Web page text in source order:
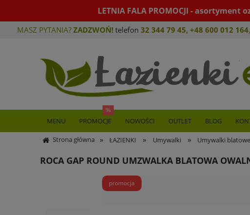
LETNIA FALA PROMOCJI - asortyment
MASZ PYTANIA? ZADZWOŃ! telefon 32 344 79 45, +48 600 012 164,
MENU PROMOCJE NOWOŚCI OUTLET BLOG
Strona główna » ŁAZIENKI » Umywalki » Umywalki blatowe
ROCA GAP ROUND UMZWALKA BLATOWA
promocja